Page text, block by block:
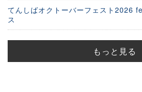
てんしばオクトーバーフェスト2026
ス
もっと見る